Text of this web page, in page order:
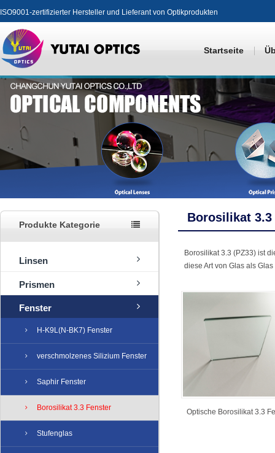
ISO9001-zertifizierter Hersteller und Lieferant von Optikprodukten
Startseite
Produkte Kategorie
Linsen
Prismen
Fenster
H-K9L(N-BK7) Fenster
verschmolzenes Silizium Fenster
Saphir Fenster
Borosilikat 3.3 Fenster
Stufenglas
Borosilikat 3.3
Borosilikat 3.3 (PZ33) ist
diese Art von Glas als
Optische Borosilikat 3.3